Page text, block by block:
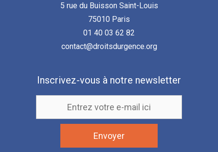
5 rue du Buisson Saint-Louis
75010 Paris
01 40 03 62 82
contact@droitsdurgence.org
Inscrivez-vous à notre newsletter